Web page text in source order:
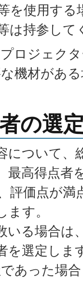
を使用する
は持参して
ロジェク
機材があ
の選
について、
最高得点者
評価点が
す。
いる場合は
を選定しま
あった場